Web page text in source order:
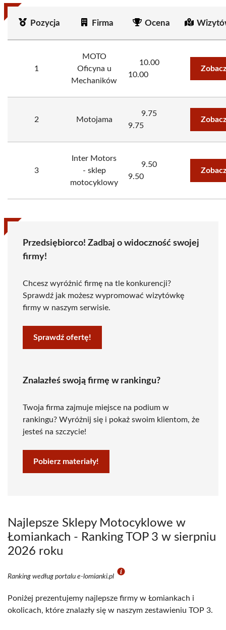
Pozycja Firma Ocena
1
MOTO
Oficyna u
Mechaników
10.00
10.00
2 Motojama
9.75
9.75
3
Inter Motors
- sklep
motocyklowy
9.50
9.50
Przedsiębiorco! Zadbaj o widoczność swojej
firmy!
Chcesz wyróżnić firmę na tle konkurencji?
Sprawdź jak możesz wypromować wizytówkę
firmy w naszym serwisie.
Sprawdź ofertę!
Znalazłeś swoją firmę w rankingu?
Twoja firma zajmuje miejsce na podium w
rankingu? Wyróżnij się i pokaż swoim klientom, że
jesteś na szczycie!
Pobierz materiały!
Najlepsze Sklepy Motocyklowe w
Łomiankach - Ranking TOP 3 w sierpniu
2026 roku
Ranking według portalu e-lomianki.pl
Poniżej prezentujemy najlepsze firmy w Łomiankach i
okolicach, które znalazły się w naszym zestawieniu TOP 3.